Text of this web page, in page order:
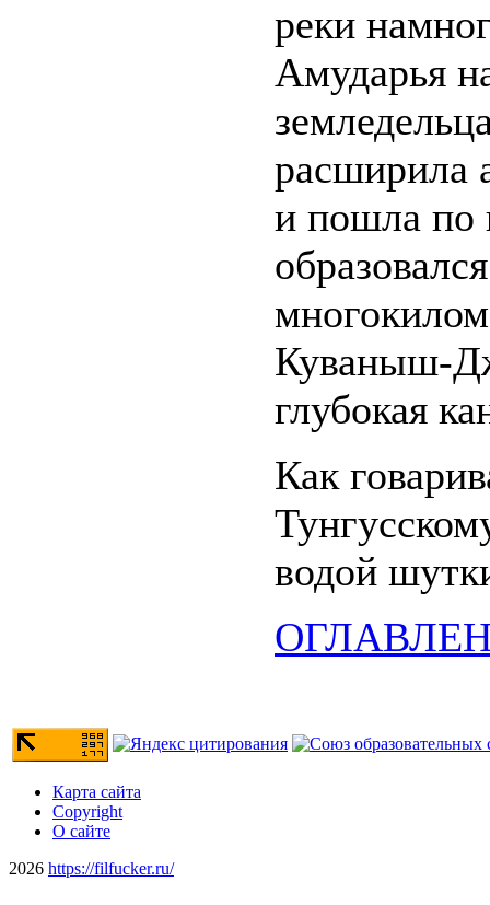
реки
Амударья
расширила
и пошла по
Куваныш-
глубокая
Как
водой
Карта сайта
Copyright
О сайте
2026 https://filfucker.ru/